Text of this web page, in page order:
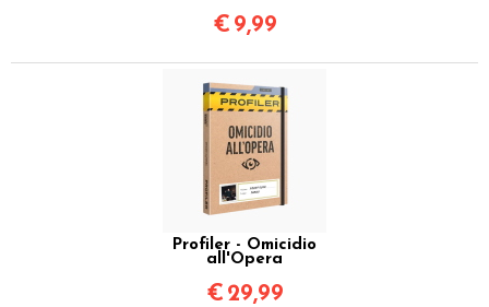
€ 9,99
Profiler - Omicidio
all'Opera
€ 29,99